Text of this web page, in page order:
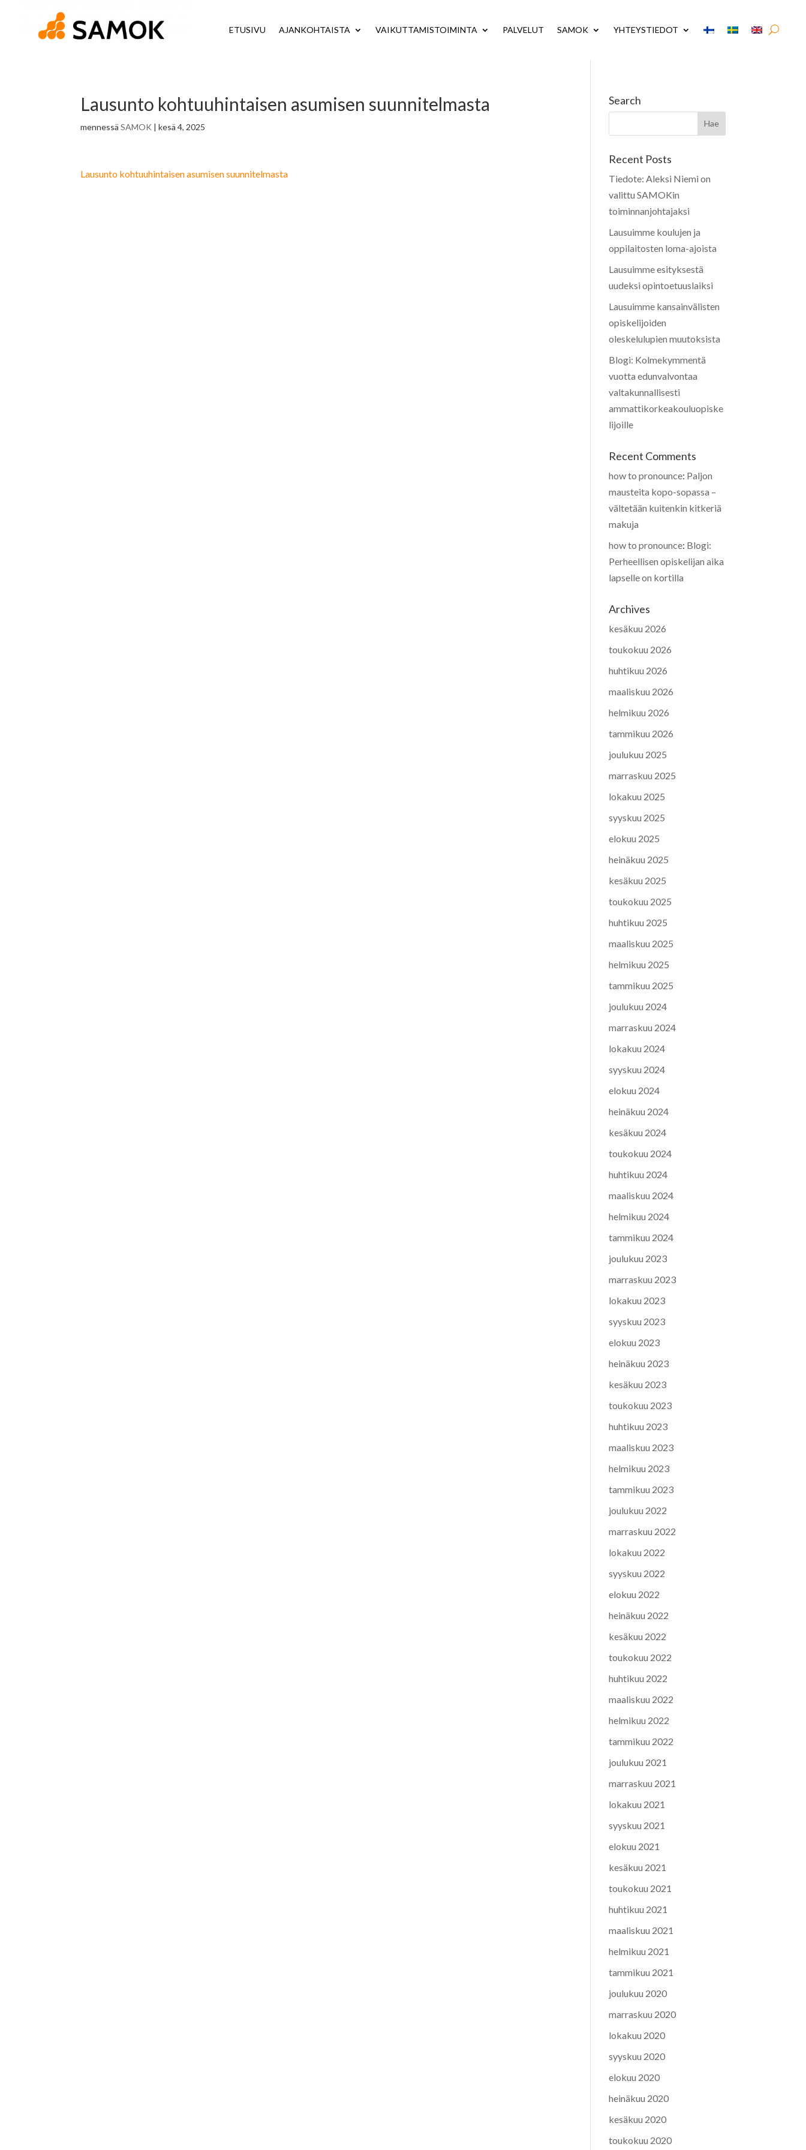
ETUSIVU AJANKOHTAISTA VAIKUTTAMISTOIMINTA PALVELUT SAMOK YHTEYSTIEDOT
Lausunto kohtuuhintaisen asumisen suunnitelmasta
mennessäSAMOK |kesä 4, 2025
Lausunto kohtuuhintaisen asumisen suunnitelmasta
Search
Recent Posts
Tiedote: Aleksi Niemi on
valittu SAMOKin
toiminnanjohtajaksi
Lausuimme koulujen ja
oppilaitosten loma-ajoista
Lausuimme esityksestä
uudeksi opintoetuuslaiksi
Lausuimme kansainvälisten
opiskelijoiden
oleskelulupien muutoksista
Blogi: Kolmekymmentä
vuotta edunvalvontaa
valtakunnallisesti
ammattikorkeakouluopiske
lijoille
Recent Comments
how to pronounce: Paljon
mausteita kopo-sopassa –
vältetään kuitenkin kitkeriä
makuja
how to pronounce: Blogi:
Perheellisen opiskelijan aika
lapselle on kortilla
Archives
kesäkuu 2026
toukokuu 2026
huhtikuu 2026
maaliskuu 2026
helmikuu 2026
tammikuu 2026
joulukuu 2025
marraskuu 2025
lokakuu 2025
syyskuu 2025
elokuu 2025
heinäkuu 2025
kesäkuu 2025
toukokuu 2025
huhtikuu 2025
maaliskuu 2025
helmikuu 2025
tammikuu 2025
joulukuu 2024
marraskuu 2024
lokakuu 2024
syyskuu 2024
elokuu 2024
heinäkuu 2024
kesäkuu 2024
toukokuu 2024
huhtikuu 2024
maaliskuu 2024
helmikuu 2024
tammikuu 2024
joulukuu 2023
marraskuu 2023
lokakuu 2023
syyskuu 2023
elokuu 2023
heinäkuu 2023
kesäkuu 2023
toukokuu 2023
huhtikuu 2023
maaliskuu 2023
helmikuu 2023
tammikuu 2023
joulukuu 2022
marraskuu 2022
lokakuu 2022
syyskuu 2022
elokuu 2022
heinäkuu 2022
kesäkuu 2022
toukokuu 2022
huhtikuu 2022
maaliskuu 2022
helmikuu 2022
tammikuu 2022
joulukuu 2021
marraskuu 2021
lokakuu 2021
syyskuu 2021
elokuu 2021
kesäkuu 2021
toukokuu 2021
huhtikuu 2021
maaliskuu 2021
helmikuu 2021
tammikuu 2021
joulukuu 2020
marraskuu 2020
lokakuu 2020
syyskuu 2020
elokuu 2020
heinäkuu 2020
kesäkuu 2020
toukokuu 2020